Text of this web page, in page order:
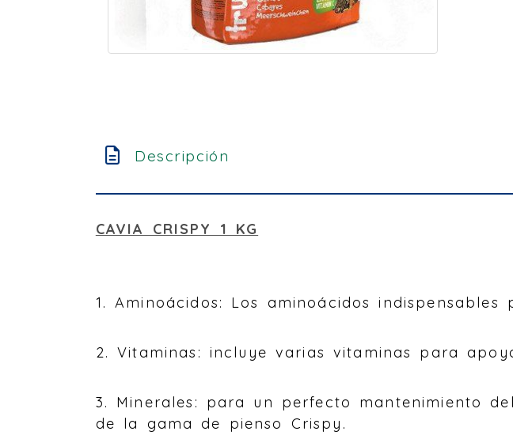
Descripción
CAVIA CRISPY 1 KG
1. Aminoácidos: Los aminoácidos
2. Vitaminas: incluye varias vitaminas para
3. Minerales: para un perfecto mantenimiento
de la gama de pienso Crispy.